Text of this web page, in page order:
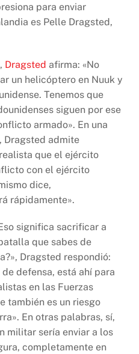
para enviar
es Pelle Dragsted,
Dragsted afirma: «No
un helicóptero en Nuuk y
Tenemos que
siguen por ese
armado». En una
, Dragsted admite
que el ejército
con el ejército
dice,
rápidamente».
significa sacrificar a
que sabes de
Dragsted respondió:
defensa, está ahí para
en las Fuerzas
también es un riesgo
En otras palabras, sí,
militar sería enviar a los
completamente en